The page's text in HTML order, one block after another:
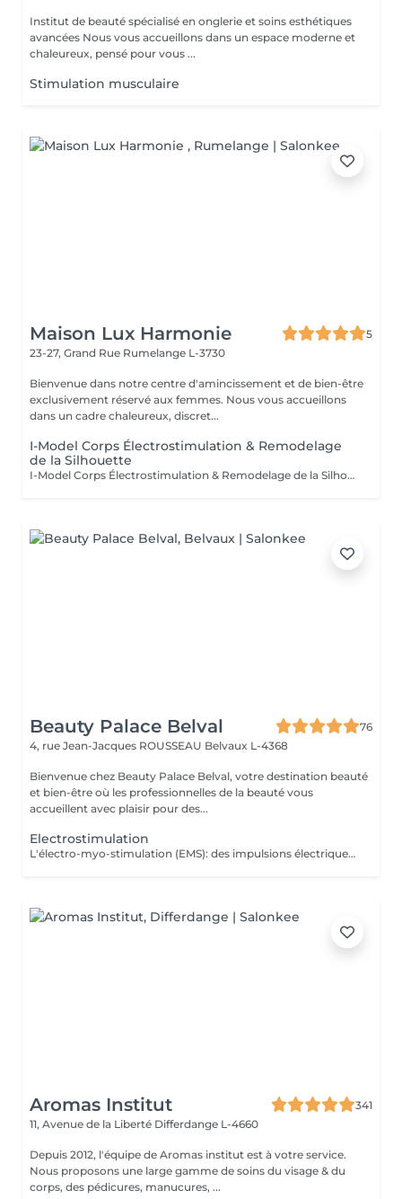
Institut de beauté spécialisé en onglerie et soins esthétiques
avancées Nous vous accueillons dans un espace moderne et
chaleureux, pensé pour vous ...
Stimulation musculaire
Maison Lux Harmonie
5
23-27, Grand Rue Rumelange L-3730
Bienvenue dans notre centre d'amincissement et de bien-être
exclusivement réservé aux femmes. Nous vous accueillons
dans un cadre chaleureux, discret...
I-Model Corps Électrostimulation & Remodelage
de la Silhouette
I-Model Corps Électrostimulation & Remodelage de la Silhouette Le soin i-Model Corps est une technologie d'électrostimulation de dernière génération qui associe différents courants spécifiques pour solliciter les muscles en profondeur. Cette méthode non invasive permet de tonifier les muscles, raffermir les tissus et accompagner le remodelage de la silhouette, sans chirurgie ni temps de récupération. En provoquant des contractions musculaires ciblées, comparables à un entraînement intensif, l'i-Model stimule les muscles tout en favorisant la circulation sanguine et le drainage lymphatique. Ce soin est idéal pour compléter une activité physique ou pour retrouver une silhouette plus tonique. Les bienfaits du soin Tonifie et renforce les muscles. Raffermit les tissus et améliore la fermeté de la peau. Aide à redessiner la silhouette. Favorise le drainage lymphatique. Stimule la circulation sanguine. Contribue à réduire l'aspect de la cellulite. Améliore la qualité et la tonicité de la peau. Procure une sensation de légèreté et de bien-être. Zones pouvant être traitées Abdomen Taille Hanches Fesses Cuisses Bras Mollets Déroulement d'une séance Après un bilan personnalisé, les électrodes sont placées sur les zones à traiter. Les programmes sont adaptés à vos objectifs et à votre niveau de confort afin d'offrir un traitement efficace et progressif. La séance est confortable, sans douleur et ne nécessite aucune éviction sociale. Vous pouvez reprendre vos activités immédiatement après le soin. Résultats Les résultats évoluent progressivement et varient selon chaque personne, en fonction de son mode de vie, de sa condition physique et de ses objectifs. Un protocole d'au moins 6 séances est recommandé pour commencer à observer les premiers résultats visibles. Pour optimiser et prolonger les effets, il est conseillé de suivre le programme personnalisé proposé par votre praticien, en complément d'une alimentation équilibrée, d'une bonne hydratation et d'une activité physique régulière. Pour qui ? Le soin i-Model Corps est recommandé aux personnes qui souhaitent : Tonifier leur musculature. Raffermir leur peau. Améliorer l'aspect de leur silhouette. Accompagner une perte de volume ou un programme sportif. Réduire visiblement l'aspect de la cellulite. Retrouver une sensation de tonicité et de fermeté. i-Model Corps est une solution innovante qui allie technologie, confort et efficacité pour accompagner durablement votre objectif de remodelage corporel.
Beauty Palace Belval
76
4, rue Jean-Jacques ROUSSEAU Belvaux L-4368
Bienvenue chez Beauty Palace Belval, votre destination beauté
et bien-être où les professionnelles de la beauté vous
accueillent avec plaisir pour des...
Electrostimulation
L'électro-myo-stimulation (EMS): des impulsions électriques appliquées via des électrodes pour contracter les muscles. Objectifs: *Tonification musculaire *Raffermissement *Perte de cellulite *Affine la silhouette *Complète un entraînement sportif
Aromas Institut
341
11, Avenue de la Liberté Differdange L-4660
Depuis 2012, l'équipe de Aromas institut est à votre service.
Nous proposons une large gamme de soins du visage & du
corps, des pédicures, manucures, ...